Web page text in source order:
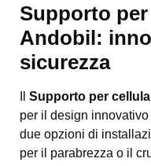
Supporto
Andobil:
sicurezza
Supporto per
per il design
due opzioni di
per il parabrezza o il